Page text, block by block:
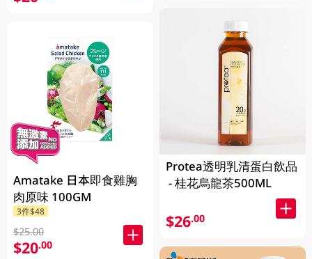
Amatake 日本即食雞胸
肉原味 100GM
3件$48
$25.00
$20.00
Protea透明乳清蛋白飲品
- 桂花烏龍茶500ML
$26.00